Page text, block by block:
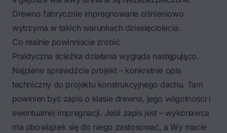
Drewno fabrycznie impregnowane ciśnieniowo
wytrzyma w takich warunkach dziesięciolecia.
Co realnie powinniście zrobić
Praktyczna ścieżka działania wygląda następująco.
Najpierw sprawdźcie projekt – konkretnie opis
techniczny do projektu konstrukcyjnego dachu. Tam
powinien być zapis o klasie drewna, jego wilgotności i
ewentualnej impregnacji. Jeśli zapis jest – wykonawca
ma obowiązek się do niego zastosować, a Wy macie